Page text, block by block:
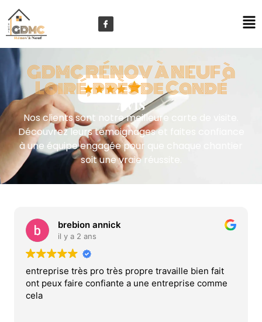
GDMC RÉNOV À NEUF à
Loiré, près de Candé
Avis
Nos clients sont notre meilleure carte de visite.
Découvrez leurs témoignages et faites confiance
à une équipe engagée pour que chaque chantier
soit une vraie réussite.
brebion annick
il y a 2 ans
entreprise très pro très propre travaille bien fait
ont peux faire confiante a une entreprise comme
cela